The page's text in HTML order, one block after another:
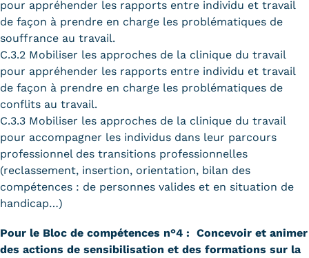
pour appréhender les rapports entre individu et travail
de façon à prendre en charge les problématiques de
souffrance au travail.
C.3.2 Mobiliser les approches de la clinique du travail
pour appréhender les rapports entre individu et travail
de façon à prendre en charge les problématiques de
conflits au travail.
C.3.3 Mobiliser les approches de la clinique du travail
pour accompagner les individus dans leur parcours
professionnel des transitions professionnelles
(reclassement, insertion, orientation, bilan des
compétences : de personnes valides et en situation de
handicap…)
Pour le Bloc de compétences n°4 : Concevoir et animer
des actions de sensibilisation et des formations sur la